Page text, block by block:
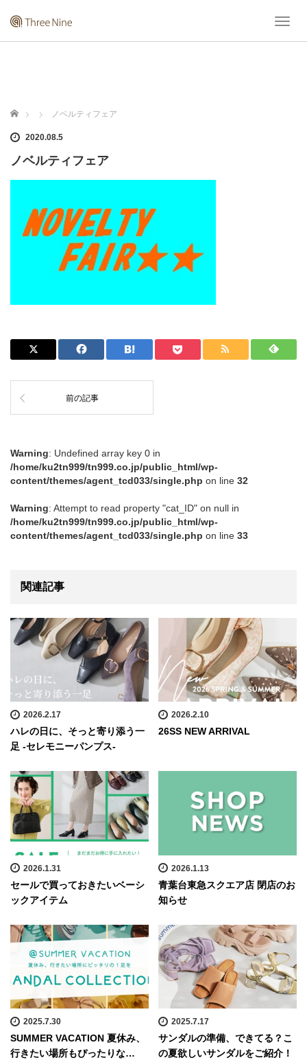
T
ホーム ノベルティフェア
2020.08.5
ノベルティフェア
前の記事
Warning: Undefined array key 0 in
/home/ku2tn999/tn999.co.jp/public_html/wp-
content/themes/agent_tcd033/single.php on line 32
Warning: Attempt to read property "cat_ID" on null in
/home/ku2tn999/tn999.co.jp/public_html/wp-
content/themes/agent_tcd033/single.php on line 33
関連記事
2026.2.17
ハレの日に、そっと寄り添う一
足 -セレモニーパンプス-
2026.2.10
26SS NEW ARRIVAL
2026.1.31
セールで買っておきたいベーシ
ックアイテム
2026.1.13
青葉台東急スクエア店 閉店のお
知らせ
2025.7.30
SUMMER VACATION 夏休み、
行きたい場所もぴったりな…
2025.7.17
サンダルの準備、できてる？こ
の夏欲しいサンダルをご紹介！